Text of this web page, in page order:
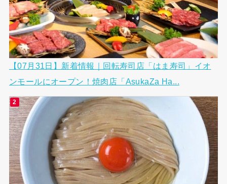
【07月31日】新着情報｜回転寿司店「はま寿司」イオ
ンモールにオープン！焼肉店「AsukaZa Ha...